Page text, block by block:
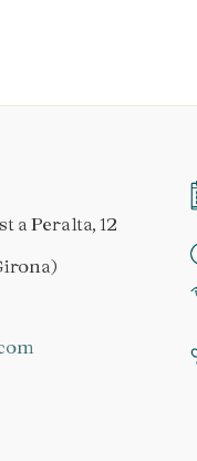
a Peralta, 12